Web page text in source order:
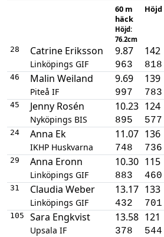
60 m
häck
Höjd:
76.2cm
Höjd
28 Catrine Eriksson
Linköpings GIF
9.87
963
142
818
46 Malin Weiland
Piteå IF
9.69
997
139
783
45 Jenny Rosén
Nyköpings BIS
10.23
895
124
577
24 Anna Ek
IKHP Huskvarna
11.07
748
136
736
29 Anna Eronn
Linköpings GIF
10.30
883
115
460
31 Claudia Weber
Linköpings GIF
13.17
432
133
701
105 Sara Engkvist
Upsala IF
13.58
378
121
544